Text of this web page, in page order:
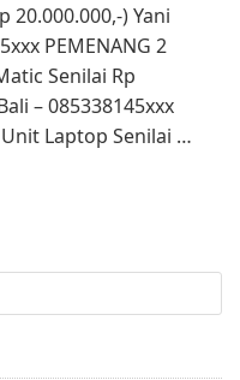
20.000.000,-) Yani
PEMENANG 2
Senilai Rp
– 085338145xxx
Laptop Senilai …